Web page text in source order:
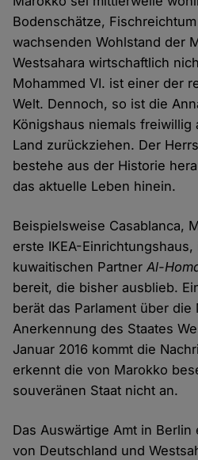
Bodenschätze,
wachsenden Wohlstand der
Westsahara wirtschaftlich
Mohammed VI. ist einer der
Welt. Dennoch, so ist die
Königshaus niemals freiwillig
Land zurückziehen. Der
bestehe aus der Historie
das aktuelle Leben hinein.
Beispielsweise Casablanca,
erste IKEA-
kuwaitischen PartnerAl-
bereit, die bisher ausblieb.
berät das Parlament über
Anerkennung des Staates
Januar 2016 kommt die
erkennt die von Marokko
souveränen Staat nicht an.
Das Auswärtige Amt in Berlin
von Deutschland und